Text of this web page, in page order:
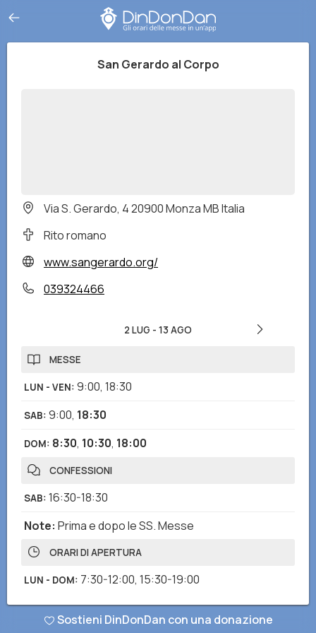
San Gerardo al Corpo
Via S. Gerardo, 4 20900 Monza MB Italia
Rito romano
www.sangerardo.org/
039324466
2 LUG - 13 AGO
MESSE
LUN - VEN: 9:00, 18:30
SAB: 9:00, 18:30
DOM: 8:30, 10:30, 18:00
CONFESSIONI
SAB: 16:30-18:30
Note: Prima e dopo le SS. Messe
ORARI DI APERTURA
LUN - DOM: 7:30-12:00, 15:30-19:00
Hai notato informazioni mancanti o errate? Scarica l'app di
Sostieni DinDonDan con una donazione